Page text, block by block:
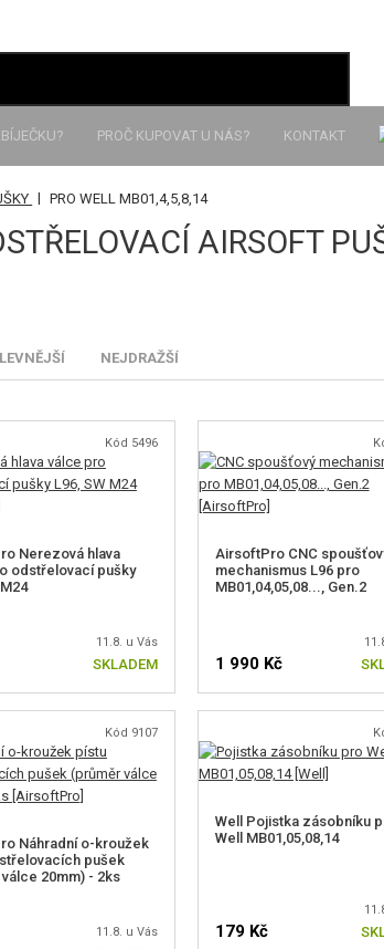
PROČ KUPOVAT U NÁS? KONTAKT
| PRO WELL MB01,4,5,8,14
AIRSOFT
NEJDRAŽŠÍ
Kód 5496
Nerezová hlava
odstřelovací pušky
11.8. u Vás
SKLADEM
AirsoftPro CNC
mechanismus L96 pro
MB01,04,05,08..., Gen.2
1 990 Kč
Kód 9107
Náhradní o-kroužek
pušek
20mm) - 2ks
11.8. u Vás
Well Pojistka zásobníku
Well MB01,05,08,14
179 Kč